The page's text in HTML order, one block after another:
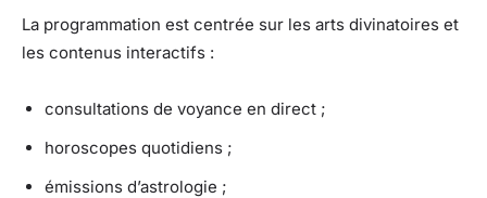
La programmation est centrée sur les arts divinatoires et
les contenus interactifs :
consultations de voyance en direct ;
horoscopes quotidiens ;
émissions d’astrologie ;